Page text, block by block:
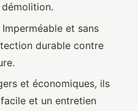
Imperméable et sans
durable contre
et économiques, ils
et un entretien